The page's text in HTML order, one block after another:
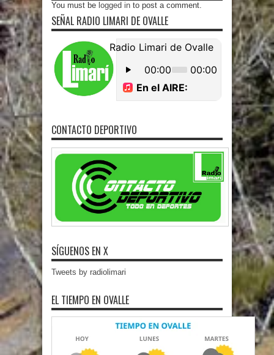
You must be logged in to post a comment.
SEÑAL RADIO LIMARI DE OVALLE
CONTACTO DEPORTIVO
SÍGUENOS EN X
Tweets by radiolimari
EL TIEMPO EN OVALLE